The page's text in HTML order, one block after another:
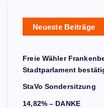
Neueste Beiträge
Freie Wähler
Stadtparlament
StaVo Sondersitzung
14,82% – DANKE